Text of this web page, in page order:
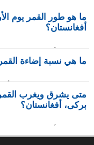
أفغانستان؟
ما هي نسبة إضاءة القمر يوم
phasesmoon.com.
برکی، أفغانستان؟